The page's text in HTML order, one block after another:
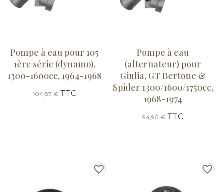
Pompe à eau pour 105
1ère série (dynamo),
1300-1600cc, 1964-1968
104,87 €TTC
Pompe à eau
(alternateur) pour
Giulia, GT Bertone &
Spider 1300/1600/1750cc,
1968-1974
94,90 € TTC
favorite_border favorite_border